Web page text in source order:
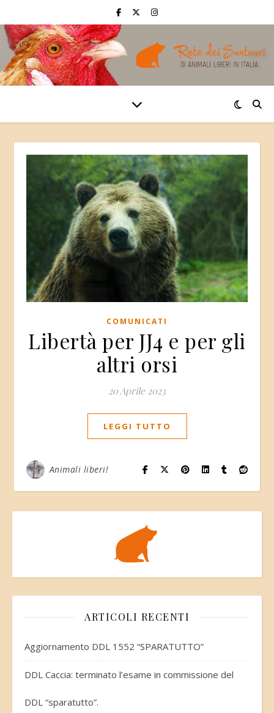
COMUNICATI
Libertà per JJ4 e per gli
altri orsi
20 Aprile 2023
LEGGI TUTTO
Animali liberi!
ARTICOLI RECENTI
Aggiornamento DDL 1552 “SPARATUTTO”
DDL Caccia: terminato l’esame in commissione del
DDL “sparatutto”.